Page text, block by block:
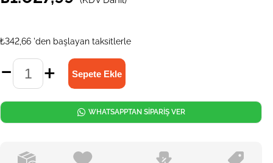
₺342,66 'den başlayan taksitlerle
WHATSAPPTAN SİPARİŞ VER